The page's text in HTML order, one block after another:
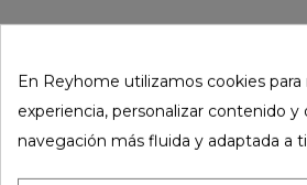
En Reyhome utilizamos cookies para
experiencia, personalizar contenido y
navegación más fluida y adaptada a